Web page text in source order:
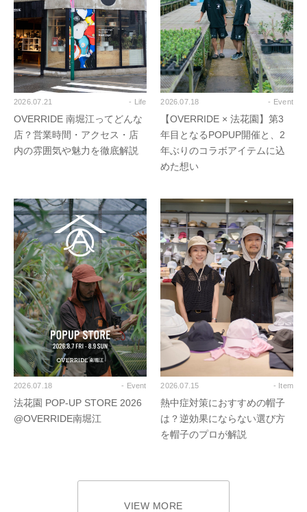
2026.07.21 - Life
OVERRIDE 南堀江ってどんな
店？営業時間・アクセス・店
内の雰囲気や魅力を徹底解説
2026.07.18 - Event
【OVERRIDE × 法花園】第3
年目となるPOPUP開催と、2
年ぶりのコラボアイテムに込
めた想い
2026.07.18 - Event
法花園 POP-UP STORE 2026
@OVERRIDE南堀江
2026.07.15 - Item
熱中症対策におすすめの帽子
は？逆効果にならない選び方
を帽子のプロが解説
VIEW MORE